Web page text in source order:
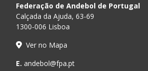
Federação de Andebol de Portugal
Calçada da Ajuda, 63-69
1300-006 Lisboa
Ver no Mapa
E. andebol@fpa.pt